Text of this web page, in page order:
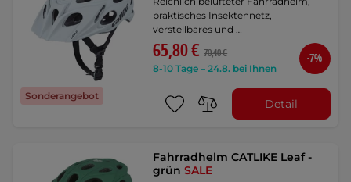
Sonderangebot
praktisches Insektennetz,
verstellbares und …
65,80 € 70,40 €
8-10 Tage – 24.8. bei Ihnen
-7%
Detail
Fahrradhelm CATLIKE Leaf -
grünSALE